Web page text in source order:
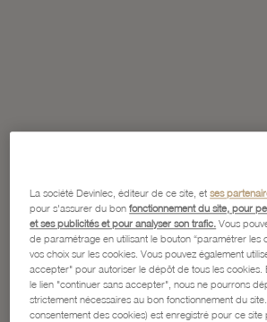
La société Devinlec, éditeur de ce site, etses
pour s'assurer du bonfonctionnement du site, pour
et ses publicités et pour analyser son trafic. Vous
de paramétrage en utilisant le bouton “paramétrer les
vos choix sur les cookies. Vous pouvez également
accepter" pour autoriser le dépôt de tous les cookies.
le lien "continuer sans accepter", nous ne pourrons
strictement nécessaires au bon fonctionnement du
consentement des cookies) est enregistré pour ce